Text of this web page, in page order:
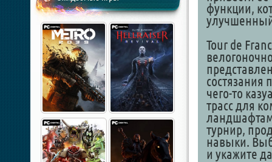
функции,
Tour de
состязания
чего-то
трасс для
турнир,
навыки.
и укажите